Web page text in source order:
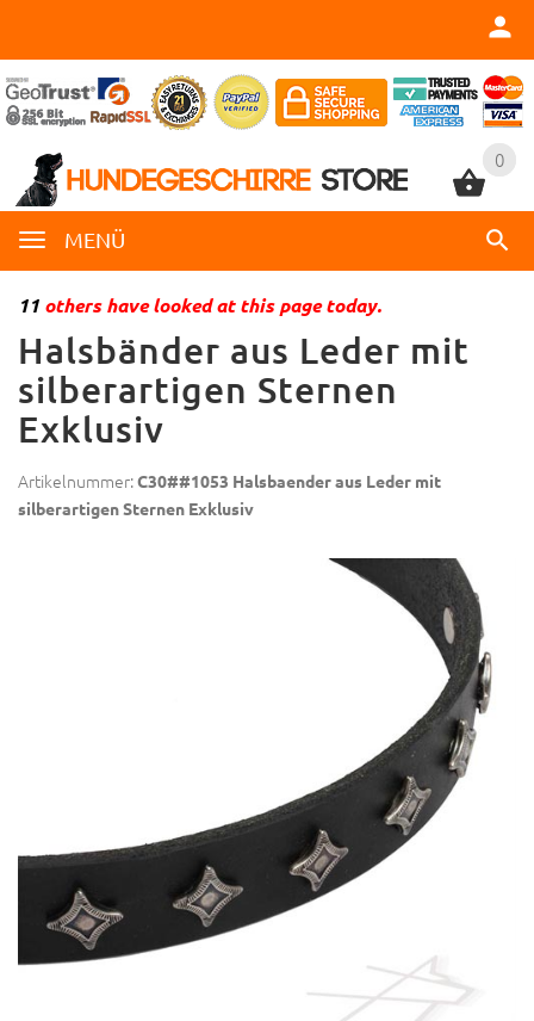
0
MENÜ
0
11 others have looked at this page today.
Halsbänder aus Leder mit
silberartigen Sternen
Exklusiv
Artikelnummer:C30##1053 Halsbaender aus Leder mit
silberartigen Sternen Exklusiv